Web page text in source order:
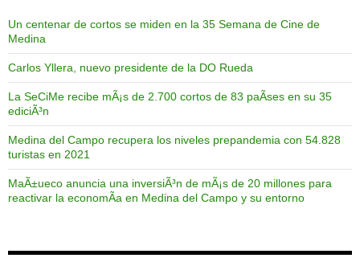
Un centenar de cortos se miden en la 35 Semana de Cine de
Medina
Carlos Yllera, nuevo presidente de la DO Rueda
La SeCiMe recibe mÃ¡s de 2.700 cortos de 83 paÃ­ses en su 35
ediciÃ³n
Medina del Campo recupera los niveles prepandemia con 54.828
turistas en 2021
MaÃ±ueco anuncia una inversiÃ³n de mÃ¡s de 20 millones para
reactivar la economÃ­a en Medina del Campo y su entorno